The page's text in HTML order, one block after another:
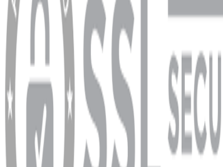
Ödeme ve Teslimat Şartları
Garanti ve İade Şartları
info@dukkanhifi.com
0850 441 40 44
info@dukkanhifi.com 0850 441 40 44
Çalışma Saatleri: Pazartesi - Cuma 09:30 - 19:30, Cumartesi 10:00 - 18:00